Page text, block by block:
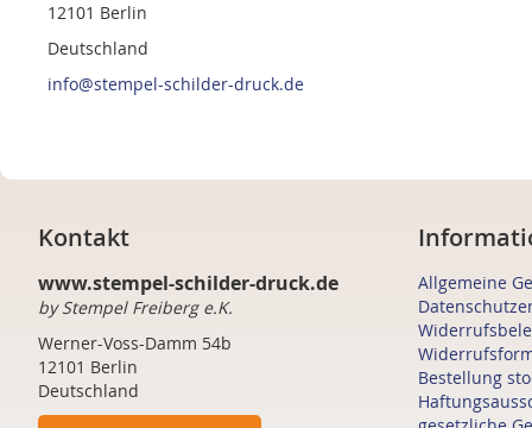
12101 Berlin
Deutschland
info@stempel-schilder-druck.de
Kontakt
www.stempel-schilder-druck.de
by Stempel Freiberg e.K.
Werner-Voss-Damm 54b
12101 Berlin
Deutschland
Allgemeine
Bestellung